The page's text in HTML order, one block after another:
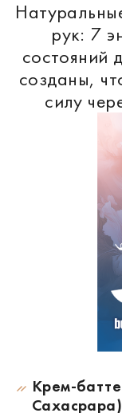
рук: 7
состояний
созданы,
силу
Крем-
Сахасрара)